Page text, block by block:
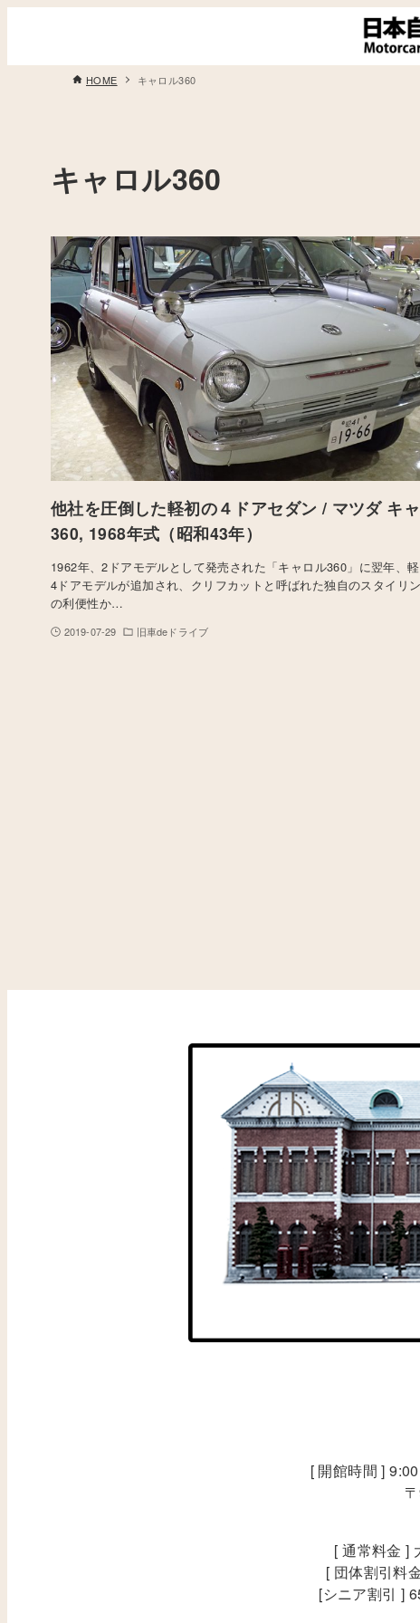
HOME キャロル360
キャロル360
他社を圧倒した軽初の４ドアセダン / マツダ キ
360, 1968年式（昭和43年）
1962年、2ドアモデルとして発売された「キャロル360」に翌年、
4ドアモデルが追加され、クリフカットと呼ばれた独自のスタイリ
の利便性か…
2019-07-29 旧車deドライブ
[ 開館時間 ]
[ 通常料金 ]
[ 団体割引料
[シニア割引 ]